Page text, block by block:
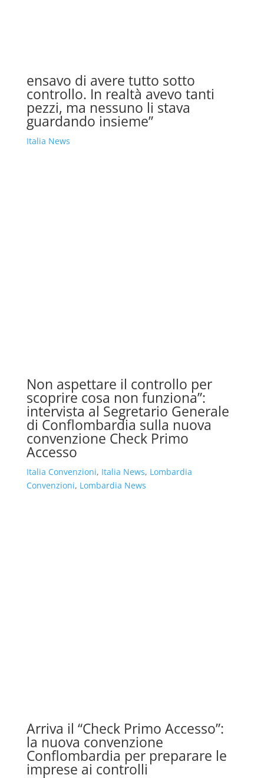
ensavo di avere tutto sotto
controllo. In realtà avevo tanti
pezzi, ma nessuno li stava
guardando insieme”
Italia News
Non aspettare il controllo per
scoprire cosa non funziona”:
intervista al Segretario Generale
di Conflombardia sulla nuova
convenzione Check Primo
Accesso
Italia Convenzioni, Italia News, Lombardia
Convenzioni, Lombardia News
Arriva il “Check Primo Accesso”:
la nuova convenzione
Conflombardia per preparare le
imprese ai controlli